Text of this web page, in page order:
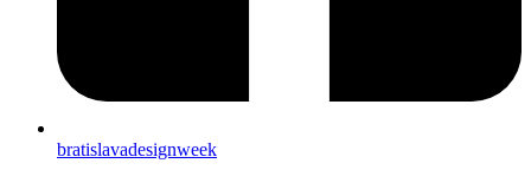
bratislavadesignweek